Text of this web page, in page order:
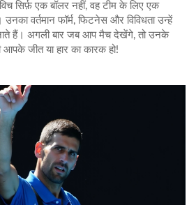
सिर्फ़ एक बॉलर नहीं, वह टीम के लिए एक
वर्तमान फॉर्म, फिटनेस और विविधता उन्हें
हैं। अगली बार जब आप मैच देखेंगे, तो उनके
जीत या हार का कारक हो!